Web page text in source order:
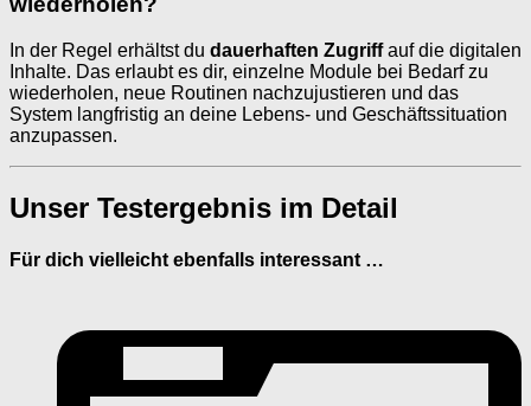
In der Regel erhältst du dauerhaften Zugriffauf die digitalen
Inhalte. Das erlaubt es dir, einzelne Module bei Bedarf zu
wiederholen, neue Routinen nachzujustieren und das
System langfristig an deine Lebens- und Geschäftssituation
anzupassen.
Unser Testergebnis im Detail
Für dich vielleicht ebenfalls interessant …